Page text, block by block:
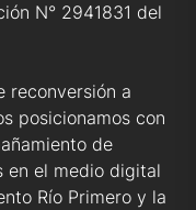
N° 2941831 del
reconversión a
posicionamos con
de
en el medio digital
Río Primero y la